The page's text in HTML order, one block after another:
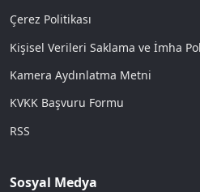
Çerez Politikası
Kişisel Verileri Saklama ve İmha
Kamera Aydınlatma Metni
KVKK Başvuru Formu
RSS
Sosyal Medya